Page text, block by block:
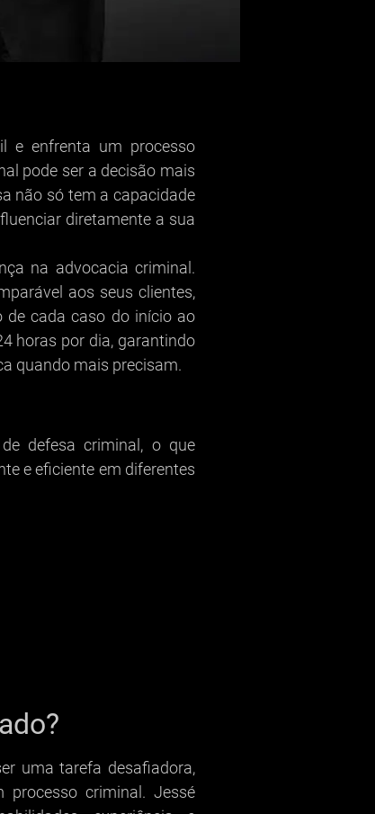
e enfrenta um processo
pode ser a decisão mais
não só tem a capacidade
diretamente a sua
na advocacia criminal.
aos seus clientes,
de cada caso do início ao
horas por dia, garantindo
quando mais precisam.
defesa criminal, o que
e eficiente em diferentes
uma tarefa desafiadora,
processo criminal. Jessé